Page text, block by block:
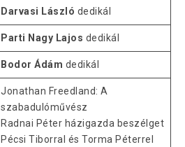
Darvasi László dedikál
Parti Nagy Lajos dedikál
Bodor Ádám dedikál
Jonathan Freedland: A
szabadulóművész
Radnai Péter házigazda beszélget
Pécsi Tiborral és Torma Péterrel